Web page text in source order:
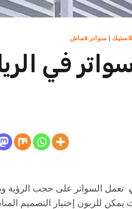
| سواتر قماش
في
تعمل السواتر على حجب الرؤية
يمكن للزبون إختيار التصميم